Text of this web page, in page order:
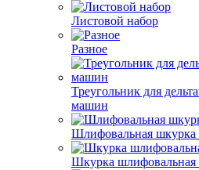
Листовой набор
Разное
Треугольник для
машин
Шлифовальная шкурка
Шкурка